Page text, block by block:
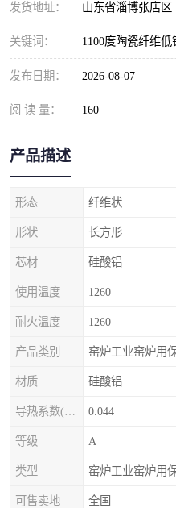
发货地址： 山东省淄博张店区
关键词： 1100度陶瓷纤维
发布日期： 2026-08-07
阅 读 量： 160
产品描述
形态 纤维状
形状 长方形
芯材 硅酸铝
使用温度 1260
耐火温度 1260
产品类别 窑炉工业窑炉用
材质 硅酸铝
0.044
等级 A
类型 窑炉工业窑炉用
可售卖地 全国